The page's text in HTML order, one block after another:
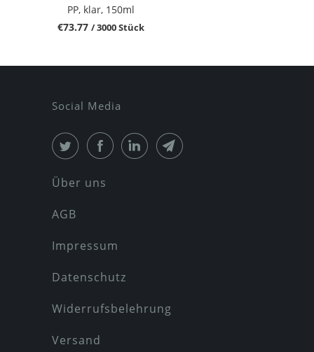
PP, klar, 150ml
€73.77 / 3000 Stück
Social Media
Über uns
AGB
Impressum
Datenschutz
Widerrufsbelehrung
Versand